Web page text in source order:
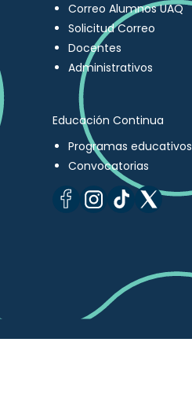
Correo Alumnos UAQ
Solicitud Correo
Docentes
Administrativos
Educación Continua
Programas educativos
Convocatorias